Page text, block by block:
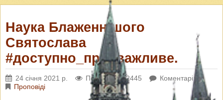
Наука Блаженнішого
Святослава
#доступно_про_важливе.
24 січня 2021 р. Переглядів: 2445
Коментарі: 0
Проповіді